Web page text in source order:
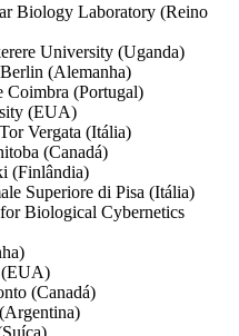
Biology Laboratory (Reino
University (Uganda)
(Alemanha)
Coimbra (Portugal)
(EUA)
Vergata (Itália)
(Canadá)
(Finlândia)
Superiore di Pisa (Itália)
Biological Cybernetics
(EUA)
(Canadá)